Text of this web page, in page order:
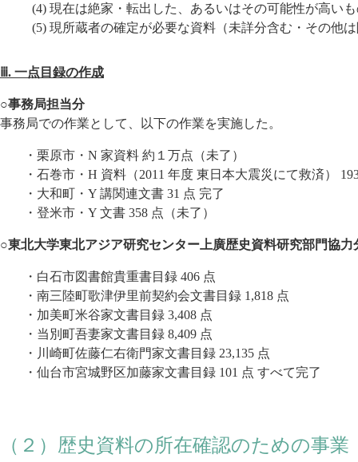
(4) 現在は絶家・転出した、あるいはその可能性が
(5) 現所蔵者の確定が必要な資料（未詳分含む・そ
ⅲ. 一点目録の作成
○事務局担当分
事務局での作業として、以下の作業を実施した。
・栗原市・N 家資料 約１万点（未了）
・石巻市・H 資料（2011 年度 東日本大震災にて救済）
・大和町・Y 講関連文書 31 点 完了
・登米市・Y 文書 358 点（未了）
○東北大学東北アジア研究センター上廣歴史資料研究部門協力
・白石市図書館貴重書目録 406 点
・南三陸町歌津伊里前契約会文書目録 1,818 点
・加美町米谷家文書目録 3,408 点
・当別町吾妻家文書目録 8,409 点
・川崎町佐藤仁右衛門家文書目録 23,135 点
・仙台市宮城野区加藤家文書目録 101 点 すべて完了
（２）歴史資料の所在確認のための事業